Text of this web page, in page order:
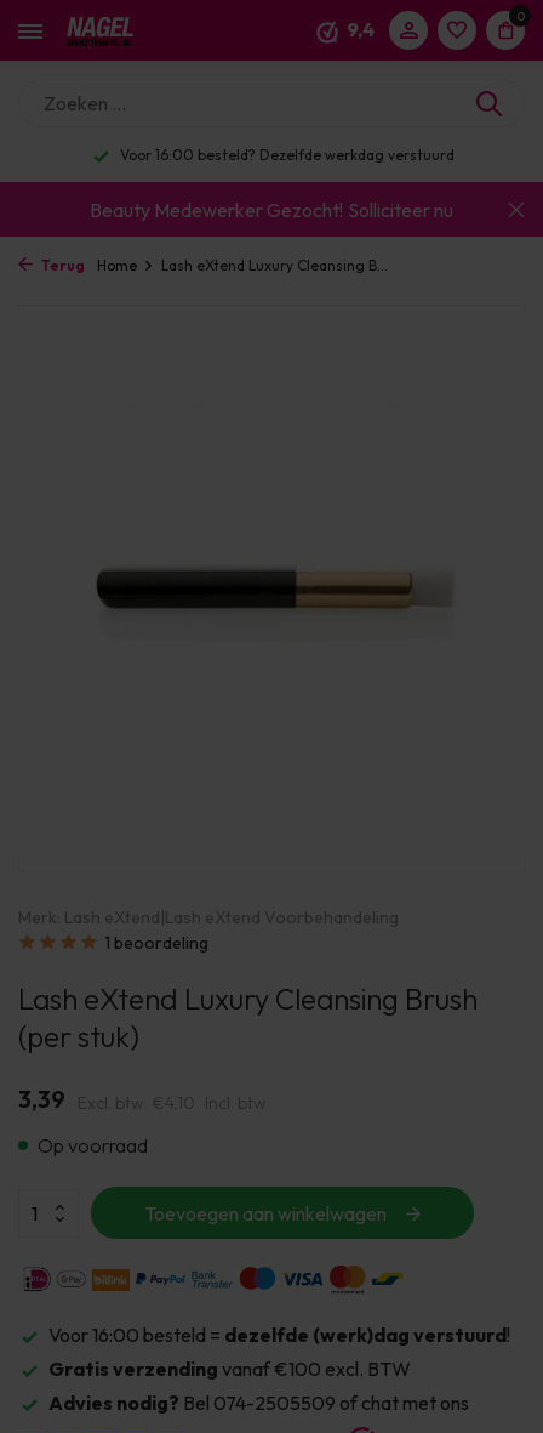
9,4
0
Voor 16:00 besteld? Dezelfde werkdag verstuurd
Beauty Medewerker Gezocht! Solliciteer nu
Terug Home Lash eXtend Luxury Cleansing B...
Merk: Lash eXtend|Lash eXtend Voorbehandeling
1 beoordeling
Lash eXtend Luxury Cleansing Brush
(per stuk)
3,39 Excl. btw €4,10 Incl. btw
Op voorraad
Toevoegen aan winkelwagen
Voor 16:00 besteld = dezelfde (werk)dag verstuurd!
Gratis verzending vanaf €100 excl. BTW
Advies nodig? Bel 074-2505509 of chat met ons